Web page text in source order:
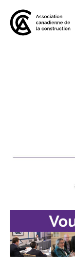
exemplaires
Sceau d’or